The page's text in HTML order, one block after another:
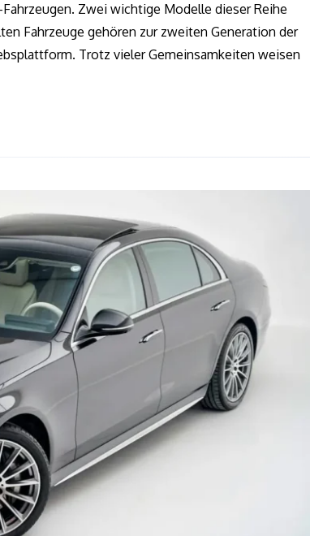
Zwei wichtige Modelle dieser Reihe
Fahrzeuge gehören zur zweiten Generation der
Trotz vieler Gemeinsamkeiten weisen